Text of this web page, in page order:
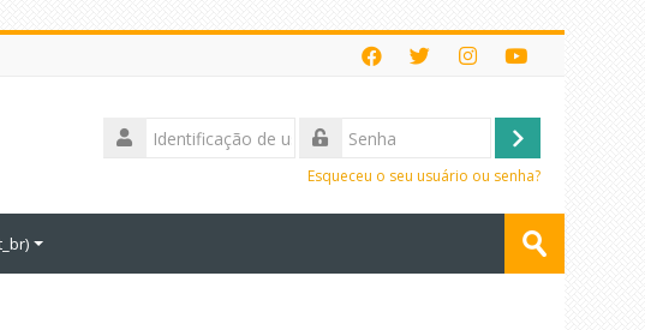
Identificação
de
Acessar
Esqueceu o seu usuário ou senha?
Enviar